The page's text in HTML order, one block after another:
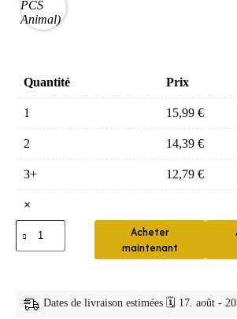
Quantité Prix
1 15,99 €
2 14,39 €
3+ 12,79 €
×
quantité
de
Presse
Economique
Acheter
maintenant
Dates de livraison estimées 🗓️ 17. août -